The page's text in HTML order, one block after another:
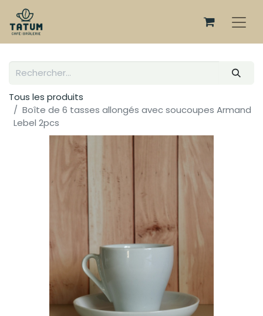
Tous les produits
Boîte de 6 tasses allongés avec soucoupes Armand
Lebel 2pcs